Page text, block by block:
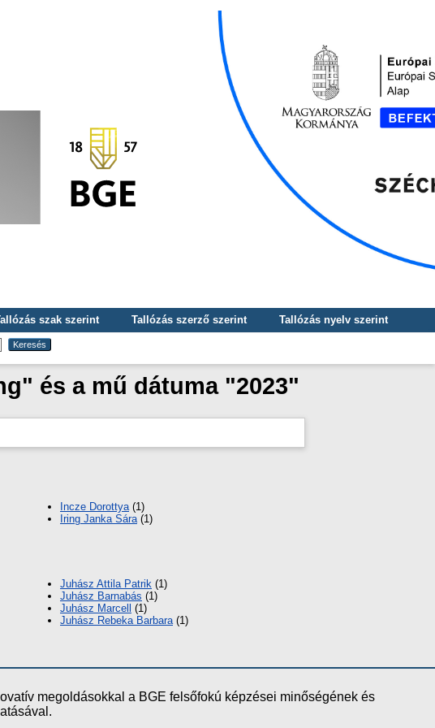
szak szerint Tallózás szerző szerint
Tallózás nyelv szerint
és a mű dátuma "2023"
Incze Dorottya(1)
Iring Janka Sára(1)
Juhász Attila Patrik (1)
Juhász Barnabás (1)
Juhász Marcell
(1)
Juhász Rebeka Barbara(1)
megoldásokkal a BGE felsőfokú képzései minőségének és